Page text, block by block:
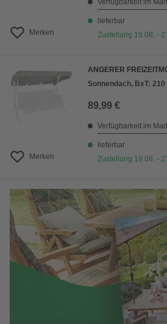
Merken
Verfügbarkeit im
lieferbar
Zustellung 19.08. -
Merken
ANGERER
Sonnendach, BxT:
89,99 €
Verfügbarkeit im
lieferbar
Zustellung 19.08. -